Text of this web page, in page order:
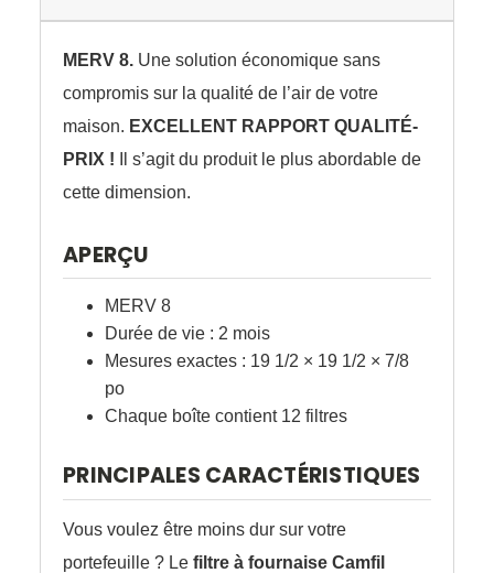
MERV 8. Une solution économique sans
compromis sur la qualité de l’air de votre
maison. EXCELLENT RAPPORT QUALITÉ-
PRIX ! Il s’agit du produit le plus abordable de
cette dimension.
APERÇU
MERV 8
Durée de vie : 2 mois
Mesures exactes : 19 1/2 × 19 1/2 × 7/8
po
Chaque boîte contient 12 filtres
PRINCIPALES CARACTÉRISTIQUES
Vous voulez être moins dur sur votre
portefeuille ? Le filtre à fournaise Camfil